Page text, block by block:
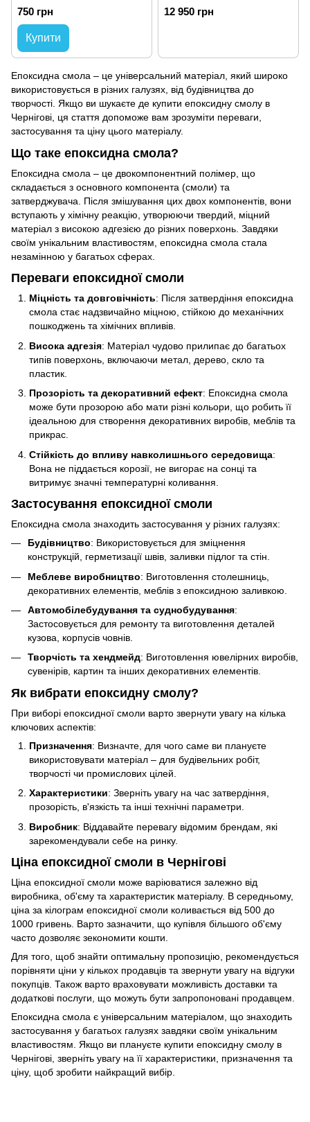
750 грн
Купити
затверджувачем 15кг
12 950 грн
Епоксидна смола – це універсальний матеріал, який широко
використовується в різних галузях, від будівництва до
творчості. Якщо ви шукаєте де купити епоксидну смолу в
Чернігові, ця стаття допоможе вам зрозуміти переваги,
застосування та ціну цього матеріалу.
Що таке епоксидна смола?
Епоксидна смола – це двокомпонентний полімер, що
складається з основного компонента (смоли) та
затверджувача. Після змішування цих двох компонентів, вони
вступають у хімічну реакцію, утворюючи твердий, міцний
матеріал з високою адгезією до різних поверхонь. Завдяки
своїм унікальним властивостям, епоксидна смола стала
незамінною у багатьох сферах.
Переваги епоксидної смоли
Міцність та довговічність: Після затвердіння епоксидна
смола стає надзвичайно міцною, стійкою до механічних
пошкоджень та хімічних впливів.
Висока адгезія: Матеріал чудово прилипає до багатьох
типів поверхонь, включаючи метал, дерево, скло та
пластик.
Прозорість та декоративний ефект: Епоксидна смола
може бути прозорою або мати різні кольори, що робить її
ідеальною для створення декоративних виробів, меблів та
прикрас.
Стійкість до впливу навколишнього середовища:
Вона не піддається корозії, не вигорає на сонці та
витримує значні температурні коливання.
Застосування епоксидної смоли
Епоксидна смола знаходить застосування у різних галузях:
Будівництво: Використовується для зміцнення
конструкцій, герметизації швів, заливки підлог та стін.
Меблеве виробництво: Виготовлення столешниць,
декоративних елементів, меблів з епоксидною заливкою.
Автомобілебудування та суднобудування:
Застосовується для ремонту та виготовлення деталей
кузова, корпусів човнів.
Творчість та хендмейд: Виготовлення ювелірних виробів,
сувенірів, картин та інших декоративних елементів.
Як вибрати епоксидну смолу?
При виборі епоксидної смоли варто звернути увагу на кілька
ключових аспектів:
Призначення: Визначте, для чого саме ви плануєте
використовувати матеріал – для будівельних робіт,
творчості чи промислових цілей.
Характеристики: Зверніть увагу на час затвердіння,
прозорість, в'язкість та інші технічні параметри.
Виробник: Віддавайте перевагу відомим брендам, які
зарекомендували себе на ринку.
Ціна епоксидної смоли в Чернігові
Ціна епоксидної смоли може варіюватися залежно від
виробника, об'єму та характеристик матеріалу. В середньому,
ціна за кілограм епоксидної смоли коливається від 500 до
1000 гривень. Варто зазначити, що купівля більшого об'єму
часто дозволяє зекономити кошти.
Для того, щоб знайти оптимальну пропозицію, рекомендується
порівняти ціни у кількох продавців та звернути увагу на відгуки
покупців. Також варто враховувати можливість доставки та
додаткові послуги, що можуть бути запропоновані продавцем.
Епоксидна смола є універсальним матеріалом, що знаходить
застосування у багатьох галузях завдяки своїм унікальним
властивостям. Якщо ви плануєте купити епоксидну смолу в
Чернігові, зверніть увагу на її характеристики, призначення та
ціну, щоб зробити найкращий вибір.